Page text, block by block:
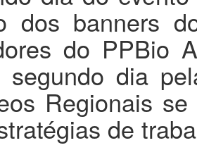
dos banners
do PPBio
dia
Regionais
de